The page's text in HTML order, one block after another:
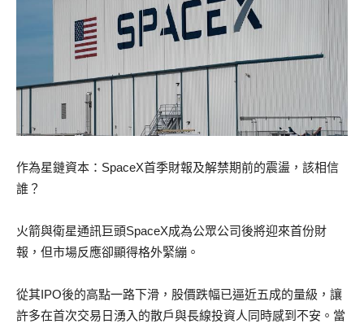
作為星鏈資本：SpaceX首季財報及解禁期前的震盪，該相信
誰？
火箭與衛星通訊巨頭SpaceX成為公眾公司後將迎來首份財
報，但市場反應卻顯得格外緊繃。
從其IPO後的高點一路下滑，股價跌幅已逼近五成的量級，讓
許多在首次交易日湧入的散戶與長線投資人同時感到不安。當